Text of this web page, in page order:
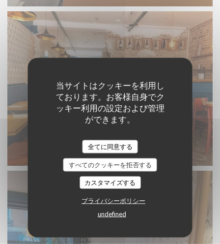
当サイトはクッキーを利用し
ております。お客様自身でク
ッキー利用の設定および管理
ができます。
全てに同意する
すべてのクッキーを拒否する
カスタマイズする
プライバシーポリシー
undefined
Un bistrot revisité